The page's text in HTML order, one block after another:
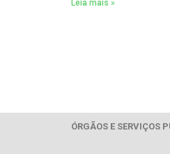
Leia mais »
ÓRGÃOS E SERVIÇOS